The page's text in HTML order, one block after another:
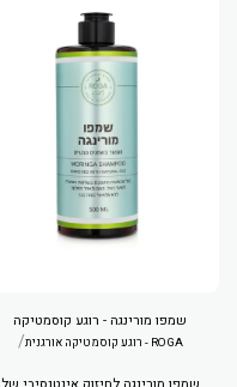
שמפו מורינגה - רוגע קוסמטיקה
ROGA - רוגע קוסמטיקה אורגנית /